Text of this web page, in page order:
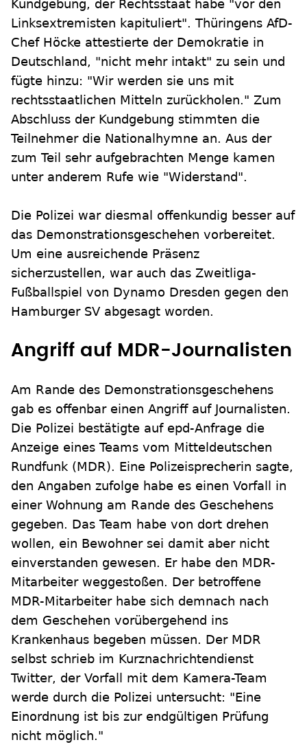
Kundgebung, der Rechtsstaat habe "vor den
Linksextremisten kapituliert". Thüringens AfD-
Chef Höcke attestierte der Demokratie in
Deutschland, "nicht mehr intakt" zu sein und
fügte hinzu: "Wir werden sie uns mit
rechtsstaatlichen Mitteln zurückholen." Zum
Abschluss der Kundgebung stimmten die
Teilnehmer die Nationalhymne an. Aus der
zum Teil sehr aufgebrachten Menge kamen
unter anderem Rufe wie "Widerstand".
Die Polizei war diesmal offenkundig besser auf
das Demonstrationsgeschehen vorbereitet.
Um eine ausreichende Präsenz
sicherzustellen, war auch das Zweitliga-
Fußballspiel von Dynamo Dresden gegen den
Hamburger SV abgesagt worden.
Angriff auf MDR-Journalisten
Am Rande des Demonstrationsgeschehens
gab es offenbar einen Angriff auf Journalisten.
Die Polizei bestätigte auf epd-Anfrage die
Anzeige eines Teams vom Mitteldeutschen
Rundfunk (MDR). Eine Polizeisprecherin sagte,
den Angaben zufolge habe es einen Vorfall in
einer Wohnung am Rande des Geschehens
gegeben. Das Team habe von dort drehen
wollen, ein Bewohner sei damit aber nicht
einverstanden gewesen. Er habe den MDR-
Mitarbeiter weggestoßen. Der betroffene
MDR-Mitarbeiter habe sich demnach nach
dem Geschehen vorübergehend ins
Krankenhaus begeben müssen. Der MDR
selbst schrieb im Kurznachrichtendienst
Twitter, der Vorfall mit dem Kamera-Team
werde durch die Polizei untersucht: "Eine
Einordnung ist bis zur endgültigen Prüfung
nicht möglich."